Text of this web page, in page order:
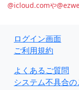
@icloud.comや
ログイン画面
ご利用規約
よくあるご質問
システム不具合